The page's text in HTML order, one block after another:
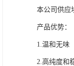
本公司供应
产品优势：
1.温和无味
2.高纯度和